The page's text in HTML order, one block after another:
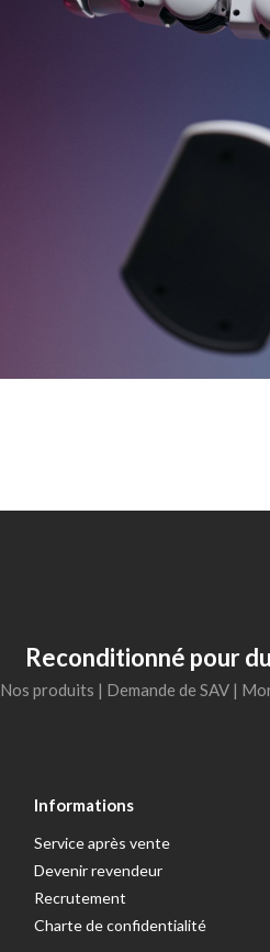
Reconditionné pour
Nos produits | Demande de SAV|
Informations
Service après vente
Devenir revendeur
Recrutement
Charte de confidentialité